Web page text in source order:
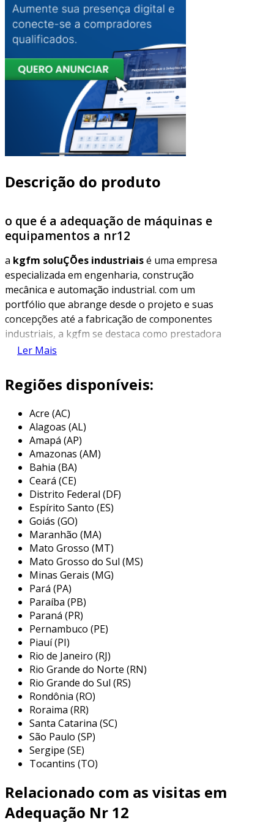
Descrição do produto
o que é a adequação de máquinas e
equipamentos a nr12
a kgfm soluÇÕes industriaisé uma empresa
especializada em engenharia, construção
mecânica e automação industrial. com um
portfólio que abrange desde o projeto e suas
concepções até a fabricação de componentes
industriais, a kgfm se destaca como prestadora
de serviços para máquinas, dispositivos,
transportadores voltados para movimentação
industrial intralogística. a experiência da
empresa a posiciona como uma referência no
setor, oferecendo soluções que garantem a
segurança e a eficiência operacional.
a adequação de máquinas e equipamentos a
nr12 é um serviço essencial para indústrias que
buscam garantir a segurança de seus
colaboradores e a conformidade legal de suas
operações. este processo envolve a análise de
risco e a elaboração de projetos de segurança,
com o objetivo de evitar acidentes graves,
interdições da produção e multas elevadas. a
kgfm é especialista em automação nr12,
implementando sistemas de proteção, como
intertravamentos, comandos bimanual e
barreiras de luz, que transformam máquinas
potencialmente perigosas em equipamentos
seguros e produtivos.
além disso, a adequação à nr12 inclui a
instalação de grades de proteção adequadas,
assegurando que o ambiente de trabalho seja
seguro para todos os operadores. a kgfm
realiza todas as etapas necessárias para a
adequação e certificação dos equipamentos,
emitindo um laudo que comprova a
apenas protege os colaboradores, mas
também contribui para a modernização das
Ler Mais
Regiões disponíveis:
Acre (AC)
Alagoas (AL)
Amapá (AP)
Amazonas (AM)
Bahia (BA)
Ceará (CE)
Distrito Federal (DF)
Espírito Santo (ES)
Goiás (GO)
Maranhão (MA)
Mato Grosso (MT)
Mato Grosso do Sul (MS)
Minas Gerais (MG)
Pará (PA)
Paraíba (PB)
Paraná (PR)
Pernambuco (PE)
Piauí (PI)
Rio de Janeiro (RJ)
Rio Grande do Norte (RN)
Rio Grande do Sul (RS)
Rondônia (RO)
Roraima (RR)
Santa Catarina (SC)
São Paulo (SP)
Sergipe (SE)
Tocantins (TO)
Relacionado com as visitas em
Adequação Nr 12